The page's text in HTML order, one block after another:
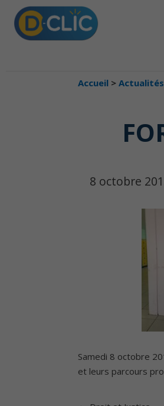
Accueil > Actualités
8 octobre
Samedi 8 octobre
et leurs parcours